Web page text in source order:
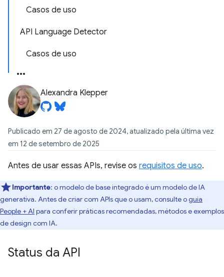
Casos de uso
API Language Detector
Casos de uso
Alexandra Klepper
Publicado em 27 de agosto de 2024, atualizado pela última vez
em 12 de setembro de 2025
Antes de usar essas APIs, revise os requisitos de uso.
Importante: o modelo de base integrado é um modelo de IA
generativa. Antes de criar com APIs que o usam, consulte oguia
People + AI para conferir práticas recomendadas, métodos e exemplos
de design com IA.
Status da API